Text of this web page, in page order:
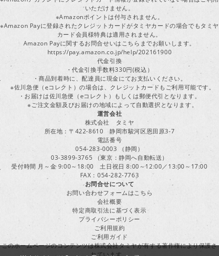
いただけません。
※Amazonポイントは付与されません。
※Amazon Payに登録されたクレジットカードがタミヤカードの場合でもタミヤ
カード会員様特典は適用されません。
Amazon Payに関するお問合せいはこちらまでお願いします。
https://pay.amazon.co.jp/help/202161900
代金引換
・代金引換手数料330円(税込）
・商品到着時に、配達員に現金にてお支払いください。
※佐川急便（eコレクト）の場合は、クレジットカードもご利用可能です。
・お届けは佐川急便（eコレクト）もしくは郵便代引となります。
※ご注文金額及びお届けの地域によって自動選択となります。
運営会社
株式会社 タミヤ
所在地：〒422-8610 静岡市駿河区恩田原3-7
電話番号
054-283-0003 （静岡）
03-3899-3765 （東京：静岡へ自動転送）
受付時間 月～金 9:00～18:00 土日祝日 8:00～12:00／13:00～17:00
FAX：054-282-7763
お問合せについて
お問い合わせフォームはこちら
会社概要
特定商取引法に基づく表示
プライバシーポリシー
ご利用規約
ご利用ガイド
このホームページのコンテンツは株式会社タミヤが有する著作権により保護さ
れています。